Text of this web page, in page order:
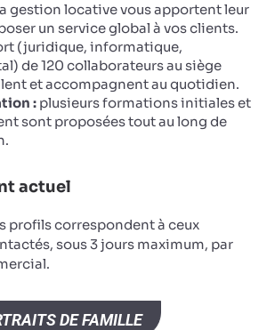
gestion locative vous apportent leur
un service global à vos clients.
(juridique, informatique,
de 120 collaborateurs au siège
et accompagnent au quotidien.
: plusieurs formations initiales et
sont proposées tout au long de
actuel
profils correspondent à ceux
sous 3 jours maximum, par
DE FAMILLE